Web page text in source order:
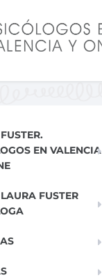
EN VALENCIA
FUSTER